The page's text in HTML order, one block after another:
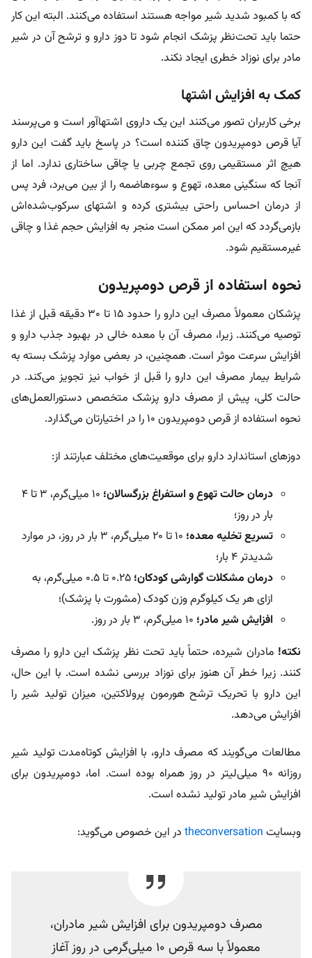
که با کمبود شدید شیر مواجه هستند استفاده می‌کنند. البته این کار
حتما باید تحت‌نظر پزشک انجام شود تا دوز دارو و ترشح آن در شیر
مادر برای نوزاد خطری ایجاد نکند.
کمک به افزایش اشتها
برخی کاربران تصور می‌کنند این یک داروی اشتهاآور است و می‌پرسند
آیا قرص دومپریدون چاق کننده است؟ در پاسخ باید گفت این دارو
هیچ اثر مستقیمی روی تجمع چربی یا چاقی ساختاری ندارد. اما از
آنجا که سنگینی معده، تهوع و سوءهاضمه را از بین می‌برد، فرد پس
از درمان احساس راحتی بیشتری کرده و اشتهای سرکوب‌شده‌اش
بازمی‌گردد که این امر ممکن است منجر به افزایش حجم غذا و چاقی
غیرمستقیم شود.
نحوه استفاده از قرص دومپریدون
پزشکان معمولاً مصرف این دارو را حدود ۱۵ تا ۳۰ دقیقه قبل از غذا
توصیه می‌کنند. زیرا، مصرف آن با معده خالی در بهبود جذب دارو و
افزایش سرعت موثر است. همچنین، در بعضی موارد پزشک بسته به
شرایط بیمار مصرف این دارو را قبل از خواب نیز تجویز می‌کند. در
حالت کلی، پیش از مصرف دارو پزشک متخصص دستورالعمل‌های
نحوه استفاده از قرص دومپریدون ۱۰ را در اختیارتان می‌گذارد.
دوز‌های استاندارد دارو برای موقعیت‌های مختلف عبارتند از:
درمان حالت تهوع و استفراغ بزرگسالان؛
۱۰ میلی‌گرم، ۳ تا ۴
بار در روز؛
تسریع تخلیه معده؛
۱۰ تا ۲۰ میلی‌گرم، ۳ بار در روز، در موارد
شدید‌تر ۴ بار؛
درمان مشکلات گوارشی کودکان؛
۰.۲۵ تا ۰.۵ میلی‌گرم، به
ازای هر یک کیلوگرم وزن کودک (مشورت با پزشک)؛
افزایش شیر مادر؛
نکته! مادران شیرده، حتماً باید تحت نظر پزشک این دارو را مصرف
کنند. زیرا خطر آن هنوز برای نوزاد بررسی نشده است. با این حال،
این دارو با تحریک ترشح هورمون پرولاکتین، میزان تولید شیر را
افزایش می‌دهد.
مطالعات می‌گویند که مصرف دارو، با افزایش کوتاه‌مدت تولید شیر
روزانه 90 میلی‌لیتر در روز همراه بوده است. اما، دومپریدون برای
افزایش شیر مادر تولید نشده است.
وبسایت theconversation در این خصوص می‌گوید:
مصرف دومپریدون برای افزایش شیر مادران،
معمولاً با سه قرص ۱۰ میلی‌گرمی در روز آغاز